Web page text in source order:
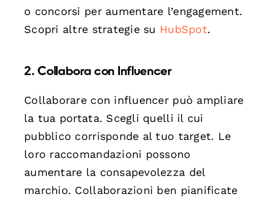
o concorsi per aumentare l’engagement.
Scopri altre strategie su HubSpot.
2. Collabora con Influencer
Collaborare con influencer può ampliare
la tua portata. Scegli quelli il cui
pubblico corrisponde al tuo target. Le
loro raccomandazioni possono
aumentare la consapevolezza del
marchio. Collaborazioni ben pianificate